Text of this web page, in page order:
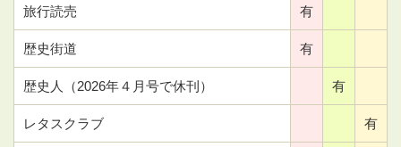
旅行読売 有
歴史街道 有
歴史人（2026年４月号で休刊） 有
レタスクラブ 有